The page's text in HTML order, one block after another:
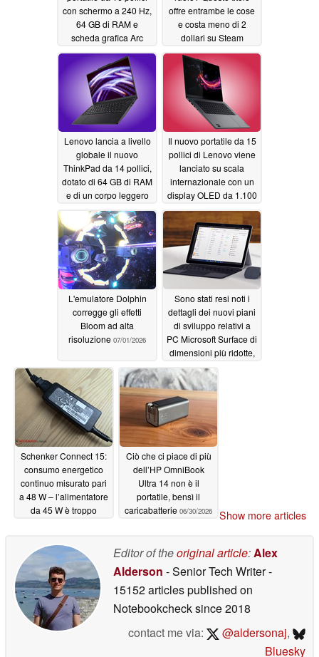
con schermo a 240 Hz,
64 GB di RAM e
scheda grafica Arc
B39007/02/2026
offre entrambe le cose
e costa meno di 2
dollari su Steam
07/02/2026
Lenovo lancia a livello
globale il nuovo
ThinkPad da 14 pollici,
dotato di 64 GB di RAM
e di un corpo leggero
07/02/2026
Il nuovo portatile da 15
pollici di Lenovo viene
lanciato su scala
internazionale con un
display OLED da 1.100
nit e 48 GB di VRAM
07/01/2026
L'emulatore Dolphin
corregge gli effetti
Bloom ad alta
risoluzione 07/01/2026
Sono stati resi noti i
dettagli dei nuovi piani
di sviluppo relativi a
PC Microsoft Surface di
dimensioni più ridotte,
a seguito dei recenti
lanci
07/01/2026
Schenker Connect 15:
consumo energetico
continuo misurato pari
a 48 W – l’alimentatore
da 45 W è troppo
Ciò che ci piace di più
dell’HP OmniBook
Ultra 14 non è il
portatile, bensì il
caricabatterie 06/30/2026 Show more articles
Editor of theoriginal article:Alex
Alderson - Senior Tech Writer-
15152 articles published on
Notebookchecksince 2018
contact me via:
@aldersonaj,
Bluesky